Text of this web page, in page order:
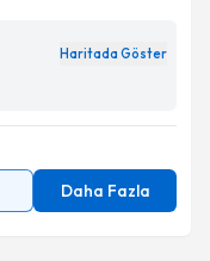
Haritada Göster
Daha Fazla